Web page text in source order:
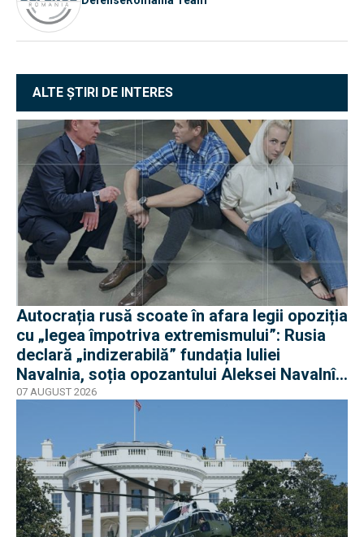
ALTE ȘTIRI DE INTERES
Autocrația rusă scoate în afara legii opoziția
cu „legea împotriva extremismului”: Rusia
declară „indizerabilă” fundația Iuliei
Navalnia, soția opozantului Aleksei Navalnîi,
ucis în închisorile siberiene
07 AUGUST 2026